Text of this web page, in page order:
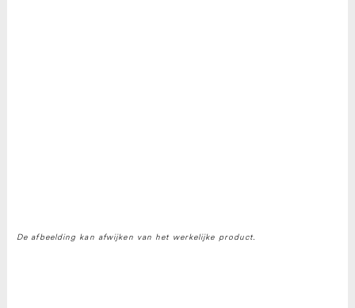
De afbeelding kan afwijken van het werkelijke product.